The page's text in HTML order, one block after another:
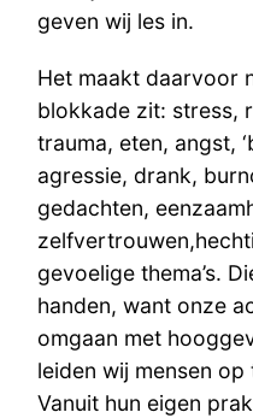
geven wij les in.
Het maakt daarvoor
blokkade zit: stress,
trauma, eten, angst,
agressie, drank,
gedachten,
gevoelige thema’s.
handen, want onze
omgaan met
leiden wij mensen
Vanuit hun eigen